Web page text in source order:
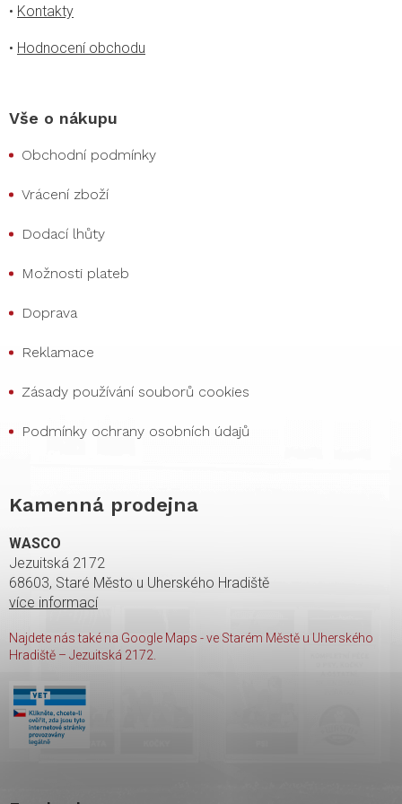
• Kontakty
• Hodnocení obchodu
Vše o nákupu
Obchodní podmínky
Vrácení zboží
Dodací lhůty
Možnosti plateb
Doprava
Reklamace
Zásady používání souborů cookies
Podmínky ochrany osobních údajů
Kamenná prodejna
WASCO
Jezuitská 2172
68603, Staré Město u Uherského Hradiště
více informací
Najdete nás také na Google Maps - ve Starém Městě u Uherského
Hradiště – Jezuitská 2172.